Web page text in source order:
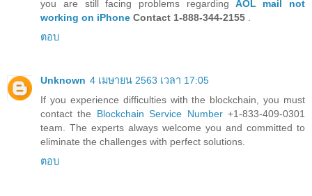
you are still facing problems regarding AOL mail not
working on iPhone Contact 1-888-344-2155
ตอบ
Unknown 4 เมษายน 2563 เวลา 17:05
If you experience difficulties with the blockchain, you must
contact the Blockchain Service Number+1-833-409-0301
team. The experts always welcome you and committed to
eliminate the challenges with perfect solutions.
ตอบ